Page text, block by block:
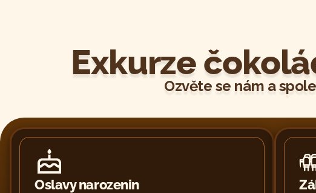
Exkurze
Ozvěte se nám a
Oslavy narozenin